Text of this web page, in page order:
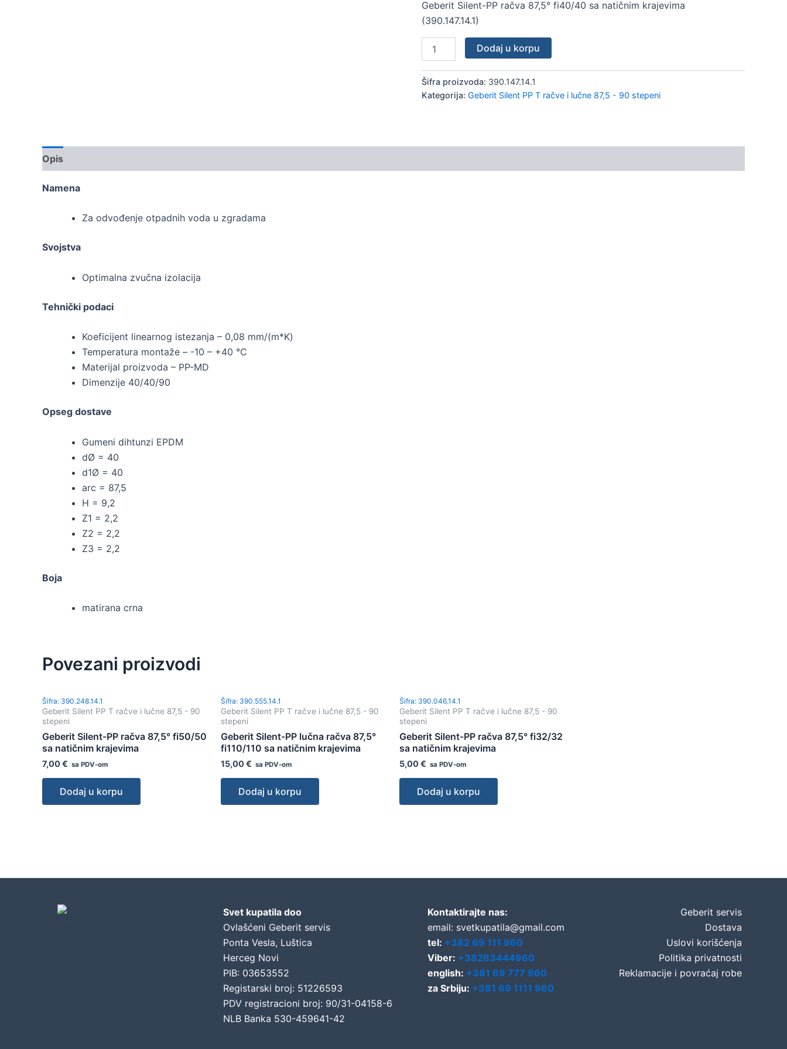
Geberit Silent-PP račva 87,5° fi40/40 sa natičnim krajevima
(390.147.14.1)
natičnim
krajevima
Dodaj u korpu
Šifra proizvoda: 390.147.14.1
Kategorija: Geberit Silent PP T račve i lučne 87,5 - 90 stepeni
Opis
Namena
Za odvođenje otpadnih voda u zgradama
Svojstva
Optimalna zvučna izolacija
Tehnički podaci
Koeficijent linearnog istezanja – 0,08 mm/(m*K)
Temperatura montaže – -10 – +40 °C
Materijal proizvoda – PP-MD
Dimenzije 40/40/90
Opseg dostave
Gumeni dihtunzi EPDM
dØ = 40
d1Ø = 40
arc = 87,5
H = 9,2
Z1 = 2,2
Z2 = 2,2
Z3 = 2,2
Boja
matirana crna
Povezani proizvodi
Šifra: 390.248.14.1
Geberit Silent PP T račve i lučne 87,5 - 90
stepeni
Geberit Silent-PP račva 87,5° fi50/50
sa natičnim krajevima
7,00€ sa PDV-om
Dodaj u korpu
Šifra: 390.555.14.1
Geberit Silent PP T račve i lučne 87,5 - 90
stepeni
Geberit Silent-PP lučna račva 87,5°
fi110/110 sa natičnim krajevima
15,00€ sa PDV-om
Dodaj u korpu
Šifra: 390.046.14.1
Geberit Silent PP T račve i lučne 87,5 - 90
stepeni
Geberit Silent-PP račva 87,5° fi32/32
sa natičnim krajevima
5,00€ sa PDV-om
Dodaj u korpu
Svet kupatila doo
Ovlašćeni Geberit servis
Ponta Vesla, Luštica
Herceg Novi
PIB: 03653552
Registarski broj: 51226593
PDV registracioni broj: 90/31-04158-6
NLB Banka 530-459641-42
Kontaktirajte nas:
email: svetkupatila@gmail.com
tel: +382 69 111 960
Viber: +38263444960
english: +381 69 777 960
za Srbiju: +381 69 1111 960
Geberit servis
Dostava
Uslovi korišćenja
Politika privatnosti
Reklamacije i povraćaj robe